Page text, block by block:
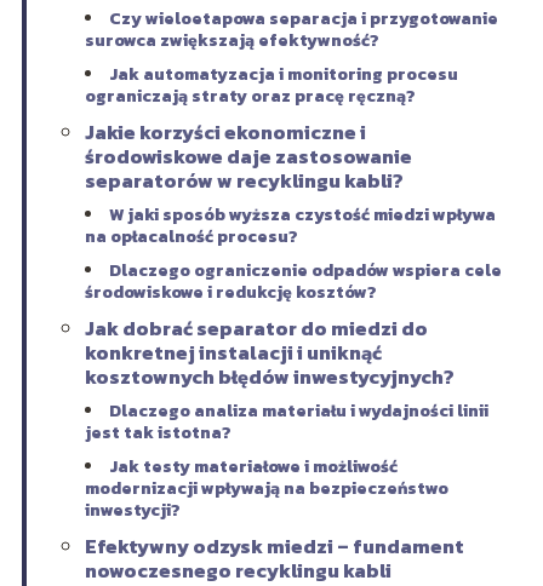
Czy wieloetapowa separacja i przygotowanie
surowca zwiększają efektywność?
Jak automatyzacja i monitoring procesu
ograniczają straty oraz pracę ręczną?
Jakie korzyści ekonomiczne i
środowiskowe daje zastosowanie
separatorów w recyklingu kabli?
W jaki sposób wyższa czystość miedzi wpływa
na opłacalność procesu?
Dlaczego ograniczenie odpadów wspiera cele
środowiskowe i redukcję kosztów?
Jak dobrać separator do miedzi do
konkretnej instalacji i uniknąć
kosztownych błędów inwestycyjnych?
Dlaczego analiza materiału i wydajności linii
jest tak istotna?
Jak testy materiałowe i możliwość
modernizacji wpływają na bezpieczeństwo
inwestycji?
Efektywny odzysk miedzi – fundament
nowoczesnego recyklingu kabli